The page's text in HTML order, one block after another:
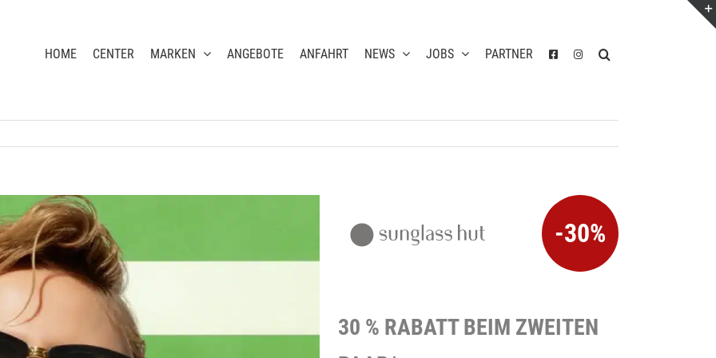
HOME CENTER MARKEN ANGEBOTE ANFAHRT NEWS JOBS PARTNER
-30%
30 % RABATT BEIM ZWEITEN